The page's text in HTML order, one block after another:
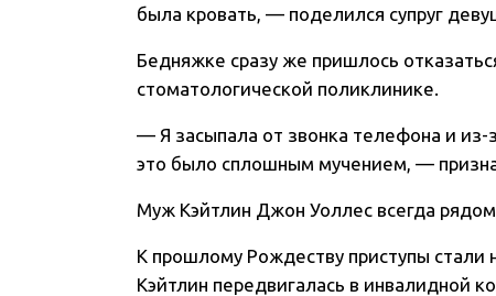
была кровать, — поделился супруг
Бедняжке сразу же пришлось
стоматологической поликлинике.
— Я засыпала от звонка телефона и из-
это было сплошным мучением, —
Муж Кэйтлин Джон Уоллес всегда
К прошлому Рождеству приступы стали
Кэйтлин передвигалась в инвалидной